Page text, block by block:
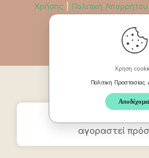
Χρήσης
Πολιτική Απορρήτου
Χρήση
Πολιτική
αγοραστεί